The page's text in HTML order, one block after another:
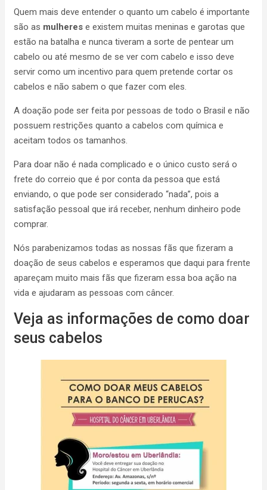
Quem mais deve entender o quanto um cabelo é importante
são as mulheres e existem muitas meninas e garotas que
estão na batalha e nunca tiveram a sorte de pentear um
cabelo ou até mesmo de se ver com cabelo e isso deve
servir como um incentivo para quem pretende cortar os
cabelos e não sabem o que fazer com eles.
A doação pode ser feita por pessoas de todo o Brasil e não
possuem restrições quanto a cabelos com química e
aceitam todos os tamanhos.
Para doar não é nada complicado e o único custo será o
frete do correio que é por conta da pessoa que está
enviando, o que pode ser considerado “nada”, pois a
satisfação pessoal que irá receber, nenhum dinheiro pode
comprar.
Nós parabenizamos todas as nossas fãs que fizeram a
doação de seus cabelos e esperamos que daqui para frente
apareçam muito mais fãs que fizeram essa boa ação na
vida e ajudaram as pessoas com câncer.
Veja as informações de como doar
seus cabelos